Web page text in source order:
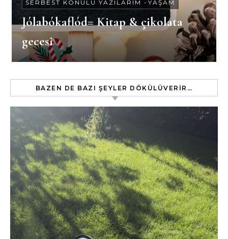
SERBEST KONULU YAZILARIM - YAŞAM
Jólabókaflód= Kitap & çikolata
gecesi
BAZEN DE BAZI ŞEYLER DÖKÜLÜVERIR…